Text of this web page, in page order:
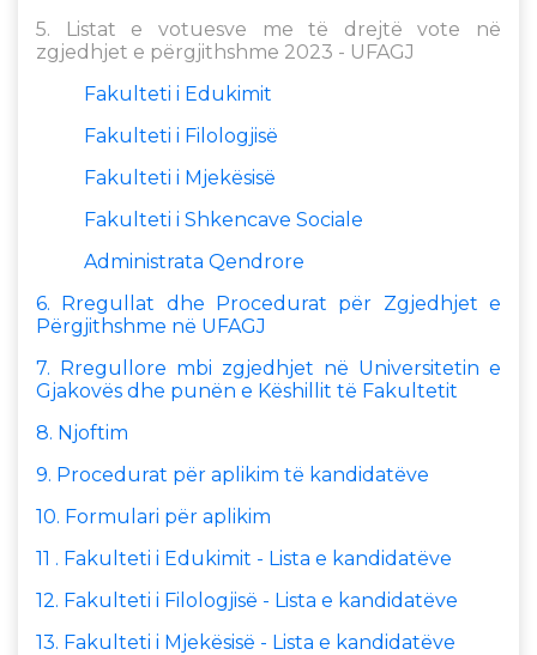
5. Listat e votuesve me të drejtë vote në
zgjedhjet e përgjithshme 2023 - UFAGJ
Fakulteti i Edukimit
Fakulteti i Filologjisë
Fakulteti i Mjekësisë
Fakulteti i Shkencave Sociale
Administrata Qendrore
6. Rregullat dhe Procedurat për Zgjedhjet e
Përgjithshme në UFAGJ
7. Rregullore mbi zgjedhjet në Universitetin e
Gjakovës dhe punën e Këshillit të Fakultetit
8. Njoftim
9. Procedurat për aplikim të kandidatëve
10. Formulari për aplikim
11 . Fakulteti i Edukimit - Lista e kandidatëve
12. Fakulteti i Filologjisë - Lista e kandidatëve
13. Fakulteti i Mjekësisë - Lista e kandidatëve